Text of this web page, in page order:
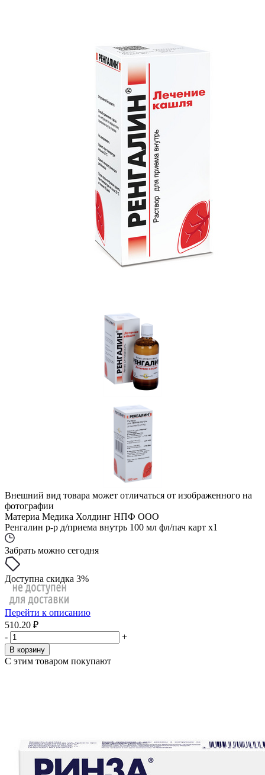
Внешний вид товара может отличаться от изображенного на
фотографии
Материа Медика Холдинг НПФ ООО
Ренгалин р-р д/приема внутрь 100 мл фл/пач карт x1
Забрать можно сегодня
Доступна скидка 3%
Перейти к описанию
510.20 ₽
-
+
В корзину
С этим товаром покупают